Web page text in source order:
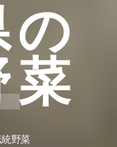
の
菜
野菜